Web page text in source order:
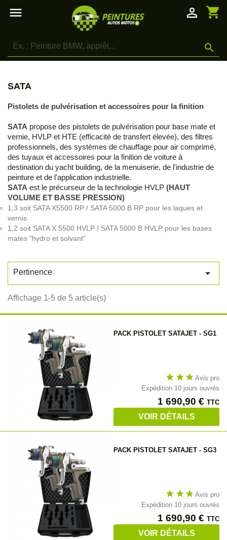
 shopping_cart
person_outline

SATA
Pistolets de pulvérisation et accessoires pour la finition
SATA propose des pistolets de pulvérisation pour base mate et
vernie, HVLP et HTE (efficacité de transfert élevée), des filtres
professionnels, des systèmes de chauffage pour air comprimé,
des tuyaux et accessoires pour la finition de voiture à
destination du yacht building, de la menuiserie, de l'industrie de
peinture et de l'application industrielle.
SATA est le précurseur de la technologie HVLP (HAUT
VOLUME ET BASSE PRESSION)
1,3 soit SATA X5500 RP / SATA 5000 B RP pour les laques et
vernis
1,2 soit SATA X 5500 HVLP / SATA 5000 B HVLP pour les bases
mates "hydro et solvant"
Pertinence 
Affichage 1-5 de 5 article(s)
PACK PISTOLET SATAJET - SG1
star star star Avis pro
Expédition 10 jours ouvrés
Prix
1 690,90 € TTC
VOIR DÉTAILS
PACK PISTOLET SATAJET - SG3
star star star Avis pro
Expédition 10 jours ouvrés
Prix
1 690,90 € TTC
VOIR DÉTAILS